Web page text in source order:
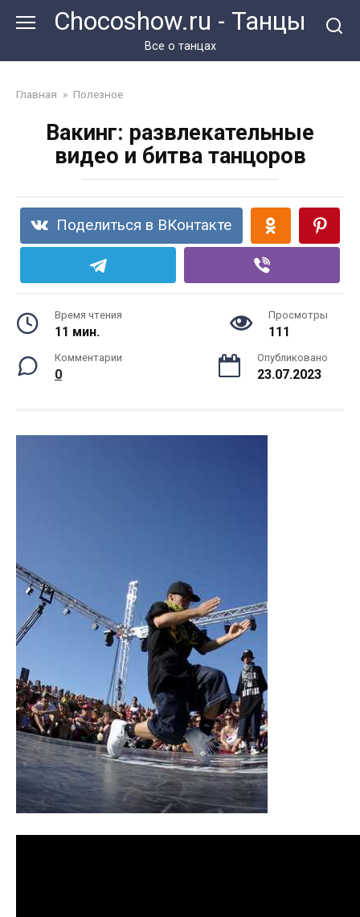
Chocoshow.ru - Танцы
Все о танцах
Главная » Полезное
Вакинг: развлекательные
видео и битва танцоров
Поделиться в ВКонтакте
Время чтения
11 мин.
Просмотры
111
Комментарии
0
Опубликовано
23.07.2023